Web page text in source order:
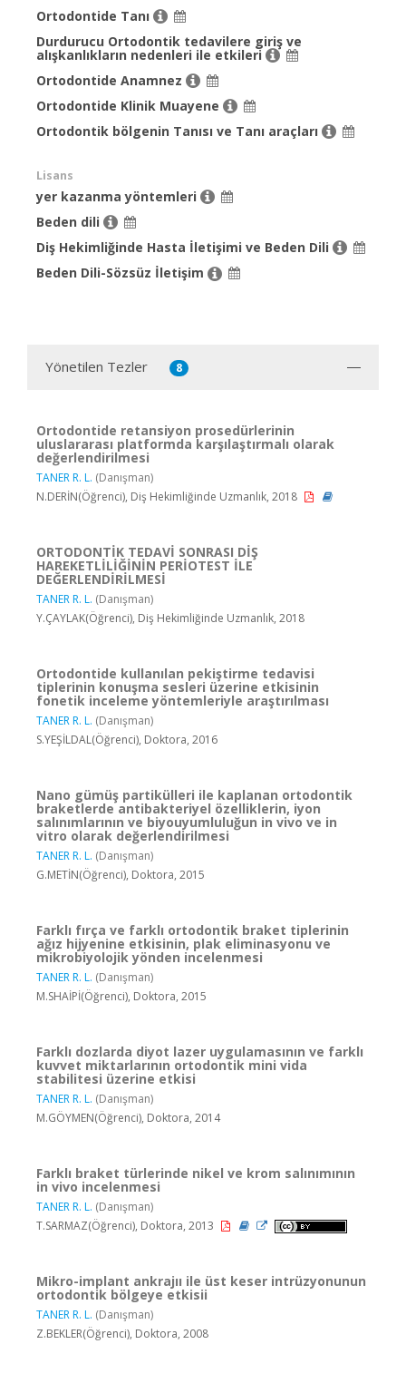
Ortodontide Tanı
Durdurucu Ortodontik tedavilere giriş ve
alışkanlıkların nedenleri ile etkileri
Ortodontide Anamnez
Ortodontide Klinik Muayene
Ortodontik bölgenin Tanısı ve Tanı araçları
Lisans
yer kazanma yöntemleri
Beden dili
Diş Hekimliğinde Hasta İletişimi ve Beden Dili
Beden Dili-Sözsüz İletişim
Yönetilen Tezler 8
Ortodontide retansiyon prosedürlerinin
uluslararası platformda karşılaştırmalı olarak
değerlendirilmesi
TANER R. L. (Danışman)
N.DERİN(Öğrenci), Diş Hekimliğinde Uzmanlık, 2018
ORTODONTİK TEDAVİ SONRASI DİŞ
HAREKETLİLİĞİNİN PERİOTEST İLE
DEĞERLENDİRİLMESİ
TANER R. L. (Danışman)
Y.ÇAYLAK(Öğrenci), Diş Hekimliğinde Uzmanlık, 2018
Ortodontide kullanılan pekiştirme tedavisi
tiplerinin konuşma sesleri üzerine etkisinin
fonetik inceleme yöntemleriyle araştırılması
TANER R. L. (Danışman)
S.YEŞİLDAL(Öğrenci), Doktora, 2016
Nano gümüş partikülleri ile kaplanan ortodontik
braketlerde antibakteriyel özelliklerin, iyon
salınımlarının ve biyouyumluluğun in vivo ve in
vitro olarak değerlendirilmesi
TANER R. L. (Danışman)
G.METİN(Öğrenci), Doktora, 2015
Farklı fırça ve farklı ortodontik braket tiplerinin
ağız hijyenine etkisinin, plak eliminasyonu ve
mikrobiyolojik yönden incelenmesi
TANER R. L. (Danışman)
M.SHAİPİ(Öğrenci), Doktora, 2015
Farklı dozlarda diyot lazer uygulamasının ve farklı
kuvvet miktarlarının ortodontik mini vida
stabilitesi üzerine etkisi
TANER R. L. (Danışman)
M.GÖYMEN(Öğrenci), Doktora, 2014
Farklı braket türlerinde nikel ve krom salınımının
in vivo incelenmesi
TANER R. L. (Danışman)
T.SARMAZ(Öğrenci), Doktora, 2013
Mikro-implant ankrajıı ile üst keser intrüzyonunun
ortodontik bölgeye etkisii
TANER R. L. (Danışman)
Z.BEKLER(Öğrenci), Doktora, 2008